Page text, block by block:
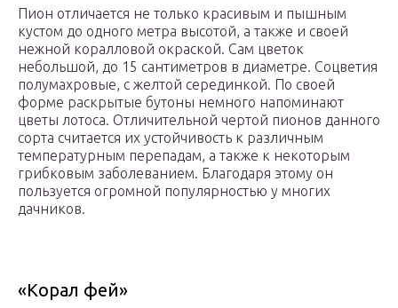
Пион отличается не только красивым и пышным
кустом до одного метра высотой, а также и своей
нежной коралловой окраской. Сам цветок
небольшой, до 15 сантиметров в диаметре. Соцветия
полумахровые, с желтой серединкой. По своей
форме раскрытые бутоны немного напоминают
цветы лотоса. Отличительной чертой пионов данного
сорта считается их устойчивость к различным
температурным перепадам, а также к некоторым
грибковым заболеванием. Благодаря этому он
пользуется огромной популярностью у многих
дачников.
«Корал фей»